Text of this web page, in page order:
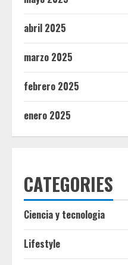
abril 2025
marzo 2025
febrero 2025
enero 2025
CATEGORIES
Ciencia y tecnologia
Lifestyle